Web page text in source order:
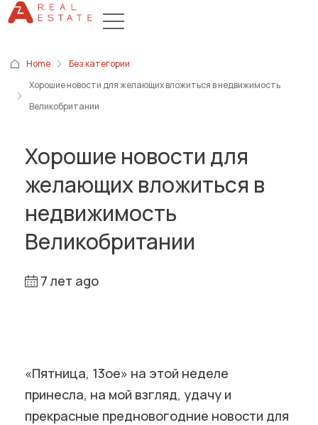
Home
Без категории
Хорошие новости для желающих вложиться в недвижимость
Великобритании
Хорошие новости для
желающих вложиться в
недвижимость
Великобритании
7 лет ago
«Пятница, 13ое» на этой неделе
принесла, на мой взгляд, удачу и
прекрасные предновогодние новости для